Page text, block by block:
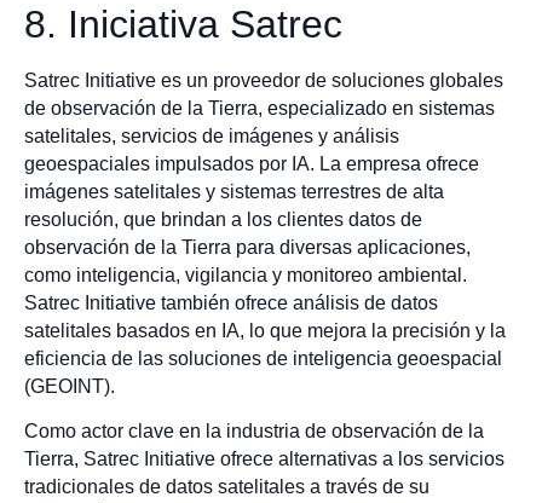
8. Iniciativa Satrec
Satrec Initiative es un proveedor de soluciones globales
de observación de la Tierra, especializado en sistemas
satelitales, servicios de imágenes y análisis
geoespaciales impulsados por IA. La empresa ofrece
imágenes satelitales y sistemas terrestres de alta
resolución, que brindan a los clientes datos de
observación de la Tierra para diversas aplicaciones,
como inteligencia, vigilancia y monitoreo ambiental.
Satrec Initiative también ofrece análisis de datos
satelitales basados en IA, lo que mejora la precisión y la
eficiencia de las soluciones de inteligencia geoespacial
(GEOINT).
Como actor clave en la industria de observación de la
Tierra, Satrec Initiative ofrece alternativas a los servicios
tradicionales de datos satelitales a través de su